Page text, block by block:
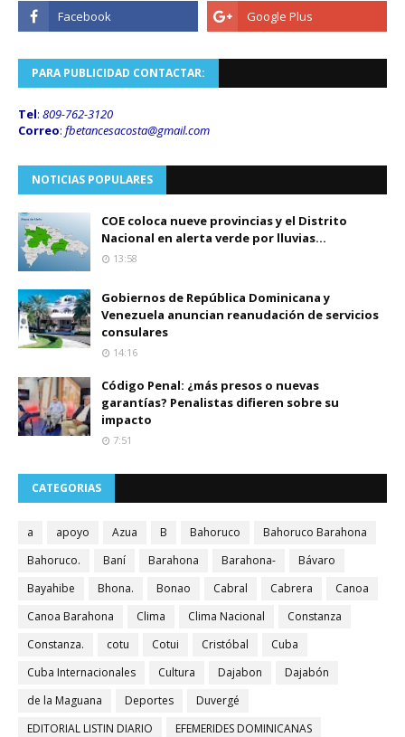
PARA PUBLICIDAD CONTACTAR:
Tel: 809-762-3120
Correo: fbetancesacosta@gmail.com
NOTICIAS POPULARES
COE coloca nueve provincias y el Distrito
Nacional en alerta verde por lluvias...
13:58
Gobiernos de República Dominicana y
Venezuela anuncian reanudación de servicios
consulares
14:16
Código Penal: ¿más presos o nuevas
garantías? Penalistas difieren sobre su
impacto
7:51
CATEGORIAS
a apoyo Azua B Bahoruco
Bahoruco Barahona
Bahoruco.
Baní Barahona Barahona-
Bávaro
Bayahibe
Bhona. Bonao Cabral Cabrera
Canoa
Canoa Barahona
Clima Clima Nacional
Constanza
Constanza.
cotu Cotui Cristóbal
Cuba
Cuba Internacionales
Cultura Dajabon
Dajabón
de la Maguana
Deportes
Duvergé
EDITORIAL LISTIN DIARIO
EFEMERIDES DOMINICANAS